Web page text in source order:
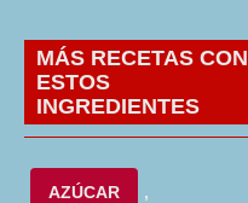
MÁS RECETAS CON
ESTOS
INGREDIENTES
AZÚCAR ,